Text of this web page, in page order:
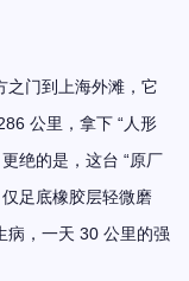
之门到上海外滩，它
公里，拿下 “人形
绝的是，这台 “原厂
仅足底橡胶层轻微磨
病，一天 30 公里的强